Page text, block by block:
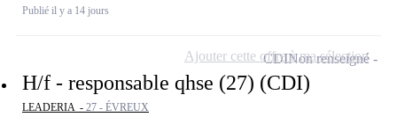
Publié il y a 14 jours
H/f - responsable qhse (27) (CDI)
LEADERIA - 27 - ÉVREUX
CDINon renseigné
Ajouter cette offre à ma sélection